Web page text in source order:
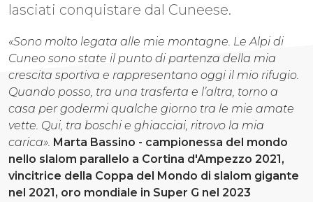
lasciati conquistare dal Cuneese.
«Sono molto legata alle mie montagne. Le Alpi di
Cuneo sono state il punto di partenza della mia
crescita sportiva e rappresentano oggi il mio rifugio.
Quando posso, tra una trasferta e l’altra, torno a
casa per godermi qualche giorno tra le mie amate
vette. Qui, tra boschi e ghiacciai, ritrovo la mia
carica». Marta Bassino - campionessa del mondo
nello slalom parallelo a Cortina d'Ampezzo 2021,
vincitrice della Coppa del Mondo di slalom gigante
nel 2021, oro mondiale in Super G nel 2023